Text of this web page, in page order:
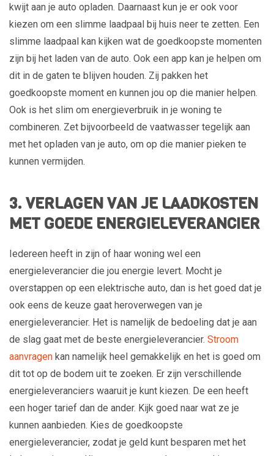
kwijt aan je auto opladen. Daarnaast kun je er ook voor
kiezen om een slimme laadpaal bij huis neer te zetten. Een
slimme laadpaal kan kijken wat de goedkoopste momenten
zijn bij het laden van de auto. Ook een app kan je helpen om
dit in de gaten te blijven houden. Zij pakken het
goedkoopste moment en kunnen jou op die manier helpen.
Ook is het slim om energieverbruik in je woning te
combineren. Zet bijvoorbeeld de vaatwasser tegelijk aan
met het opladen van je auto, om op die manier pieken te
kunnen vermijden.
3. VERLAGEN VAN JE LAADKOSTEN
MET GOEDE ENERGIELEVERANCIER
Iedereen heeft in zijn of haar woning wel een
energieleverancier die jou energie levert. Mocht je
overstappen op een elektrische auto, dan is het goed dat je
ook eens de keuze gaat heroverwegen van je
energieleverancier. Het is namelijk de bedoeling dat je aan
de slag gaat met de beste energieleverancier. Stroom
aanvragen kan namelijk heel gemakkelijk en het is goed om
dit tot op de bodem uit te zoeken. Er zijn verschillende
energieleveranciers waaruit je kunt kiezen. De een heeft
een hoger tarief dan de ander. Kijk goed naar wat ze je
kunnen aanbieden. Kies de goedkoopste
energieleverancier, zodat je geld kunt besparen met het